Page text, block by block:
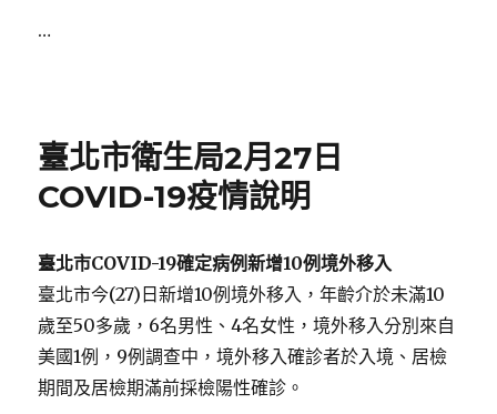
…
臺北市衛生局2月27日
COVID-19疫情說明
臺北市COVID-19確定病例新增10例境外移入
臺北市今(27)日新增10例境外移入，年齡介於未滿10
歲至50多歲，6名男性、4名女性，境外移入分別來自
美國1例，9例調查中，境外移入確診者於入境、居檢
期間及居檢期滿前採檢陽性確診。